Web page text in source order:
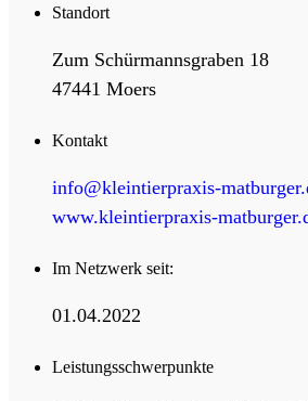
Standort
Zum Schürmannsgraben 18
47441 Moers
Kontakt
info@kleintierpraxis-
www.kleintierpraxis-
Im Netzwerk seit:
01.04.2022
Leistungsschwerpunkte